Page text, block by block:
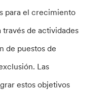
para el crecimiento
de actividades
de puestos de
Las
estos objetivos